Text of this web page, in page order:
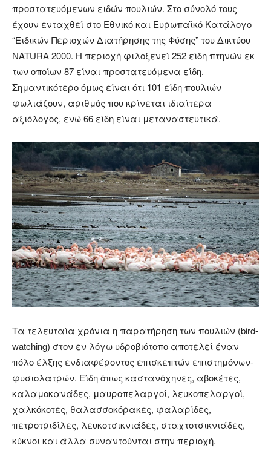
προστατευόμενων ειδών πουλιών. Στο σύνολό τους
έχουν ενταχθεί στο Εθνικό και Ευρωπαϊκό Κατάλογο
“Ειδικών Περιοχών Διατήρησης της Φύσης” του Δικτύου
NATURA 2000. Η περιοχή φιλοξενεί 252 είδη πτηνών εκ
των οποίων 87 είναι προστατευόμενα είδη.
Σημαντικότερο όμως είναι ότι 101 είδη πουλιών
φωλιάζουν, αριθμός που κρίνεται ιδιαίτερα
αξιόλογος, ενώ 66 είδη είναι μεταναστευτικά.
Τα τελευταία χρόνια η παρατήρηση των πουλιών (bird-
watching) στον εν λόγω υδροβιότοπο αποτελεί έναν
πόλο έλξης ενδιαφέροντος επισκεπτών επιστημόνων-
φυσιολατρών. Είδη όπως καστανόχηνες, αβοκέτες,
καλαμοκανάδες, μαυροπελαργοί, λευκοπελαργοί,
χαλκόκοτες, θαλασσοκόρακες, φαλαρίδες,
πετροτριδίλες, λευκοτσικνιάδες, σταχτοτσικνιάδες,
κύκνοι και άλλα συναντούνται στην περιοχή.